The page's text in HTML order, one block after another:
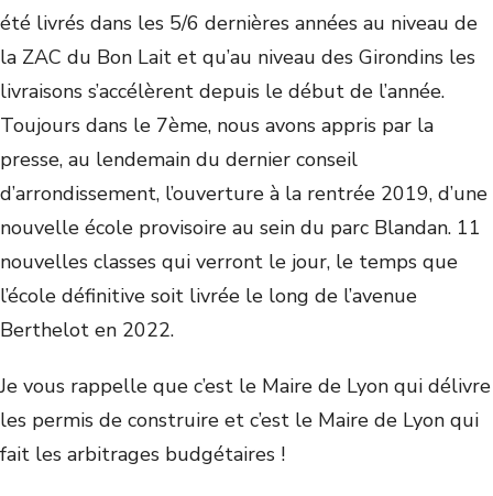
été livrés dans les 5/6 dernières années au niveau de
la ZAC du Bon Lait et qu’au niveau des Girondins les
livraisons s’accélèrent depuis le début de l’année.
Toujours dans le 7ème, nous avons appris par la
presse, au lendemain du dernier conseil
d’arrondissement, l’ouverture à la rentrée 2019, d’une
nouvelle école provisoire au sein du parc Blandan. 11
nouvelles classes qui verront le jour, le temps que
l’école définitive soit livrée le long de l’avenue
Berthelot en 2022.
Je vous rappelle que c’est le Maire de Lyon qui délivre
les permis de construire et c’est le Maire de Lyon qui
fait les arbitrages budgétaires !